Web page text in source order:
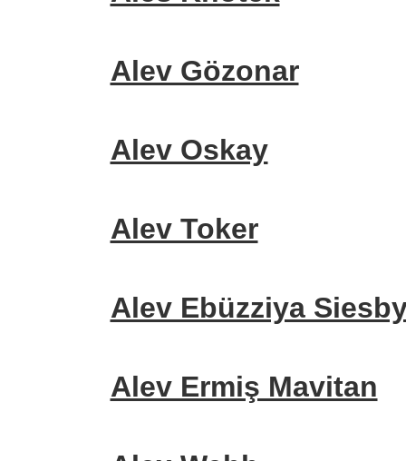
Alev Gözonar
Alev Oskay
Alev Toker
Alev Ebüzziya
Alev Ermiş Mavitan